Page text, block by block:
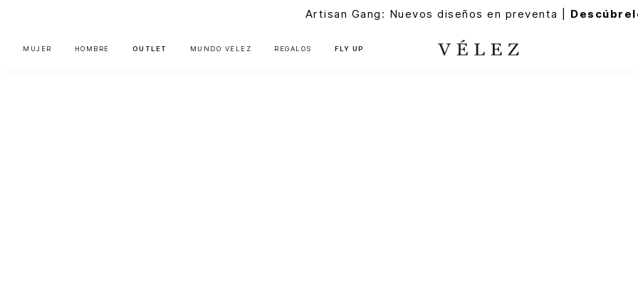
Artisan Gang: Nuevos diseños en preventa |
MUJER HOMBRE OUTLET MUNDO VÉLEZ REGALOS FLY UP